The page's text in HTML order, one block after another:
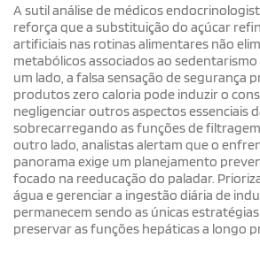
A sutil análise de médicos
reforça que a substituição do açúcar
artificiais nas rotinas alimentares não
metabólicos associados ao
um lado, a falsa sensação de segurança
produtos zero caloria pode induzir o
negligenciar outros aspectos essenciais
sobrecarregando as funções de
outro lado, analistas alertam que o
panorama exige um planejamento
focado na reeducação do paladar.
água e gerenciar a ingestão diária de
permanecem sendo as únicas
preservar as funções hepáticas a longo